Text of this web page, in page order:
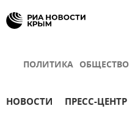
ПОЛИТИКА ОБЩЕСТВО
НОВОСТИ ПРЕСС-ЦЕНТР